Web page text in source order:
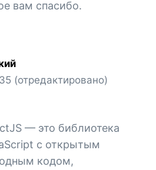
вам спасибо.
(отредактировано)
— это библиотека
с открытым
кодом,